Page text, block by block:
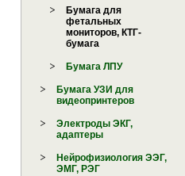
Бумага для
фетальных
мониторов, КТГ-
бумага
Бумага ЛПУ
Бумага УЗИ для
видеопринтеров
Электроды ЭКГ,
адаптеры
Нейрофизиология ЭЭГ,
ЭМГ, РЭГ